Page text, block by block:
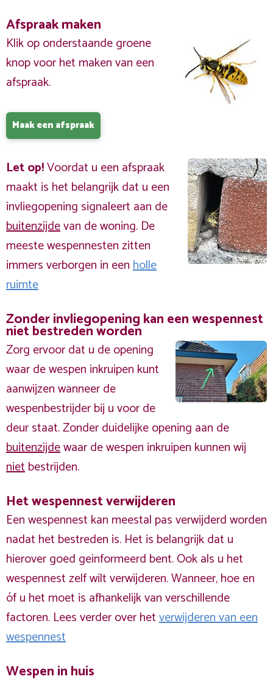
Afspraak maken
Klik op onderstaande groene
knop voor het maken van een
afspraak.
Maak een afspraak
Let op!Voordat u een afspraak
maakt is het belangrijk dat u een
invliegopening signaleert aan de
buitenzijdevan de woning. De
meeste wespennesten zitten
immers verborgen in eenholle
ruimte
Zonder invliegopening kan een wespennest
niet bestreden worden
Zorg ervoor dat u de opening
waar de wespen inkruipen kunt
aanwijzen wanneer de
wespenbestrijder bij u voor de
deur staat. Zonder duidelijke opening aan de
buitenzijdewaar de wespen inkruipen kunnen wij
nietbestrijden.
Het wespennest verwijderen
Een wespennest kan meestal pas verwijderd worden
nadat het bestreden is. Het is belangrijk dat u
hierover goed geinformeerd bent. Ook als u het
wespennest zelf wilt verwijderen. Wanneer, hoe en
óf u het moet is afhankelijk van verschillende
factoren. Lees verder over hetverwijderen van een
wespennest
Wespen in huis